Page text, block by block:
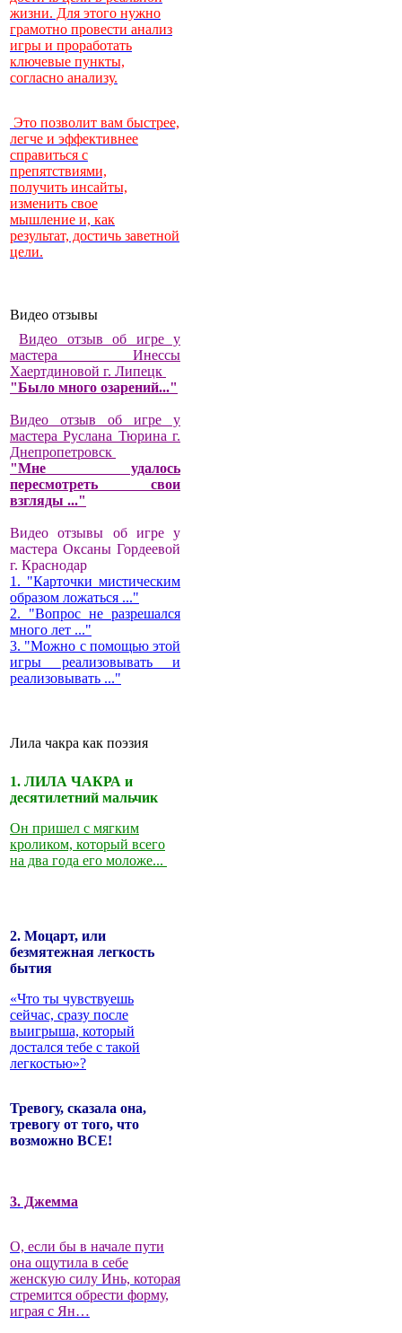
жизни. Для этого нужно
грамотно провести анализ
игры и проработать
ключевые пункты,
согласно анализу.
Это позволит вам быстрее,
легче и эффективнее
справиться с
препятствиями,
получить инсайты,
изменить свое
мышление и, как
результат, достичь заветной
цели.
Видео отзывы
Видео отзыв об игре у
мастера Инессы
Хаертдиновой г. Липецк
"Было много озарений..."
Видео отзыв об игре у
мастера Руслана Тюрина г.
Днепропетровск
"Мне удалось
пересмотреть свои
взгляды ..."
Видео отзывы об игре у
мастера Оксаны Гордеевой
г. Краснодар
1. "Карточки мистическим
образом ложаться ..."
2. "Вопрос не разрешался
много лет ..."
3. "Можно с помощью этой
игры реализовывать и
реализовывать ..."
Лила чакра как поэзия
1. ЛИЛА ЧАКРА и
десятилетний мальчик
Он пришел с мягким
кроликом, который всего
на два года его моложе...
2. Моцарт, или
безмятежная легкость
бытия
«Что ты чувствуешь
сейчас, сразу после
выигрыша, который
достался тебе с такой
легкостью»?
Тревогу, сказала она,
тревогу от того, что
возможно ВСЕ!
3. Джемма
О, если бы в начале пути
она ощутила в себе
женскую силу Инь, которая
стремится обрести форму,
играя с Ян…